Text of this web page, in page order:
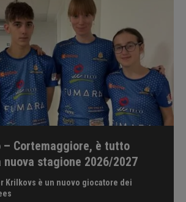
– Cortemaggiore, è tutto
stagione 2026/2027
Krilkovs è un nuovo giocatore dei